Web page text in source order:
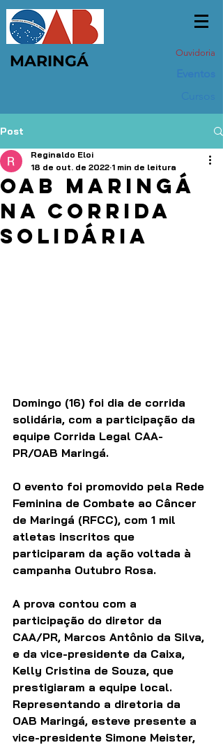
MARINGÁ Ouvidoria
Post
OAB MARINGÁ
NA CORRIDA
SOLIDÁRIA
Reginaldo Eloi
18 de out. de 2022 1 min de leitura
Domingo (16) foi dia de corrida
solidária, com a participação da
equipe Corrida Legal CAA-
PR/OAB Maringá.
O evento foi promovido pela Rede
Feminina de Combate ao Câncer
de Maringá (RFCC), com 1 mil
atletas inscritos que
participaram da ação voltada à
campanha Outubro Rosa.
A prova contou com a
participação do diretor da
CAA/PR, Marcos Antônio da Silva,
e da vice-presidente da Caixa,
Kelly Cristina de Souza, que
prestigiaram a equipe local.
Representando a diretoria da
OAB Maringá, esteve presente a
vice-presidente Simone Meister,